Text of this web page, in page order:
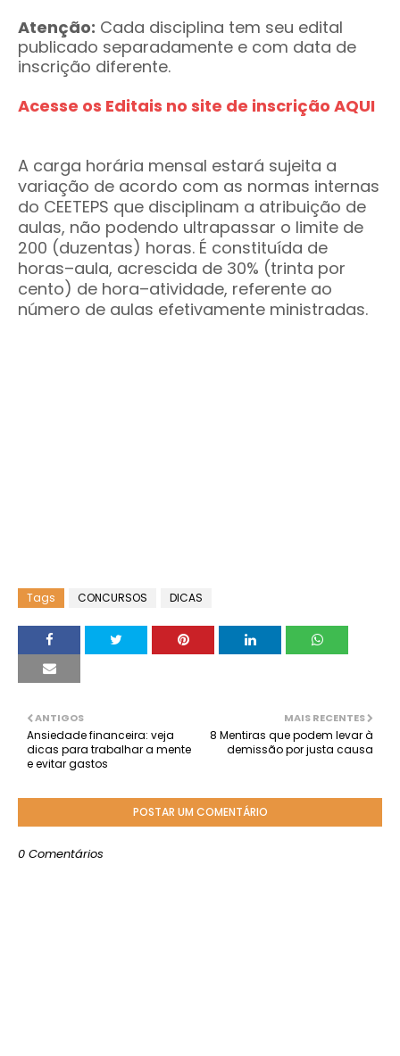
Atenção: Cada disciplina tem seu edital
publicado separadamente e com data de
inscrição diferente.
Acesse os Editais no site de inscrição AQUI
A carga horária mensal estará sujeita a
variação de acordo com as normas internas
do CEETEPS que disciplinam a atribuição de
aulas, não podendo ultrapassar o limite de
200 (duzentas) horas. É constituída de
horas–aula, acrescida de 30% (trinta por
cento) de hora–atividade, referente ao
número de aulas efetivamente ministradas.
Tags CONCURSOS DICAS
MAIS RECENTES
8 Mentiras que podem levar à
demissão por justa causa
ANTIGOS
Ansiedade financeira: veja
dicas para trabalhar a mente
e evitar gastos
POSTAR UM COMENTÁRIO
0 Comentários